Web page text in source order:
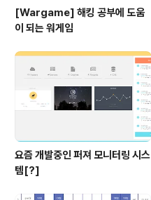
[Wargame] 해킹 공부에 도움
이 되는 워게임
요즘 개발중인 퍼져 모니터링 시스
템[?]